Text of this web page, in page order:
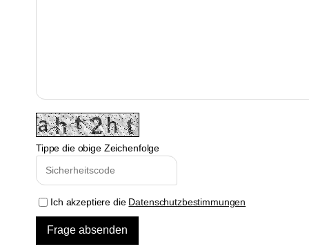
Tippe die obige Zeichenfolge
Ich akzeptiere die Datenschutzbestimmungen